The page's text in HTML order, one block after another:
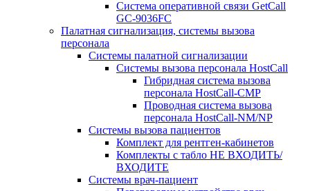
Система оперативной связи GetCall
GC-9036FC
Палатная сигнализация, системы вызова
персонала
Системы палатной сигнализации
Системы вызова персонала HostCall
Гибридная система вызова
персонала HostCall-CMP
Проводная система вызова
персонала HostCall-NM/NP
Системы вызова пациентов
Комплект для рентген-кабинетов
Комплекты с табло НЕ ВХОДИТЬ/
ВХОДИТЕ
Системы врач-пациент